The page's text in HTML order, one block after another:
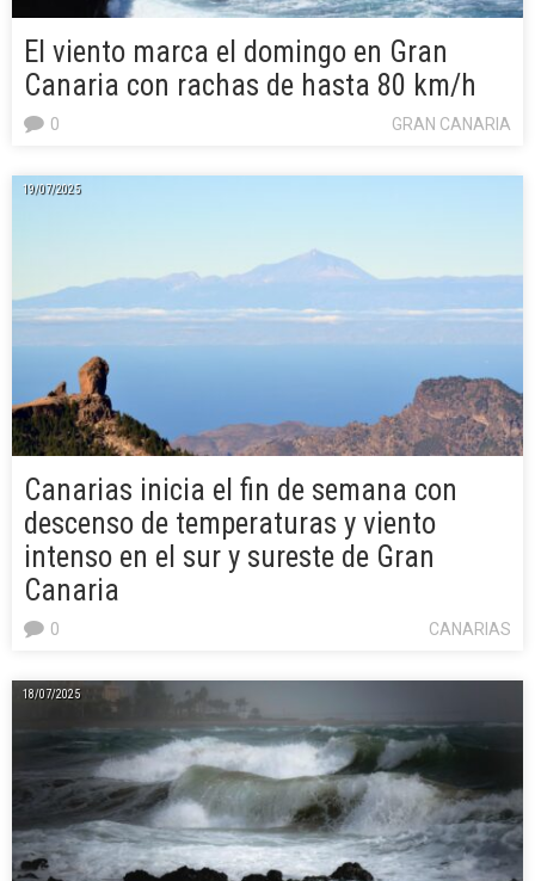
El viento marca el domingo en Gran
Canaria con rachas de hasta 80 km/h
GRAN CANARIA
0
19/07/2025
Canarias inicia el fin de semana con
descenso de temperaturas y viento
intenso en el sur y sureste de Gran
Canaria
CANARIAS
0
18/07/2025